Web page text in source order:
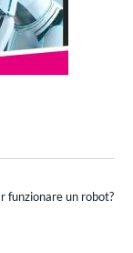
funzionare un robot?